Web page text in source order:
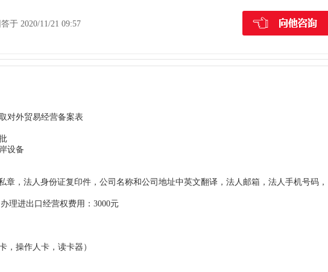
答于 2020/11/21 09:57
对外贸易经营备案表
设备
章，法人身份证复印件，公司名称和公司地址中英文翻译，法人邮箱，法人手机号码，
进出口经营权费用：3000元
，操作人卡，读卡器）